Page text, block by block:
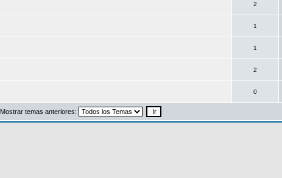
2
1
1
2
0
Mostrar temas anteriores: